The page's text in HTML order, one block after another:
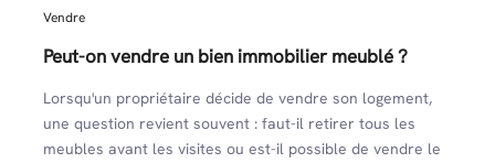
Vendre
Peut-on vendre un bien immobilier meublé ?
Lorsqu'un propriétaire décide de vendre son logement,
une question revient souvent : faut-il retirer tous les
meubles avant les visites ou est-il possible de vendre le